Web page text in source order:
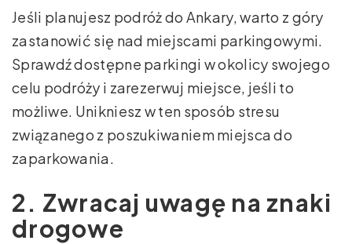
Jeśli planujesz podróż do Ankary, warto z góry
zastanowić się nad miejscami parkingowymi.
Sprawdź dostępne parkingi w okolicy swojego
celu podróży i zarezerwuj miejsce, jeśli to
możliwe. Unikniesz w ten sposób stresu
związanego z poszukiwaniem miejsca do
zaparkowania.
2. Zwracaj uwagę na znaki
drogowe